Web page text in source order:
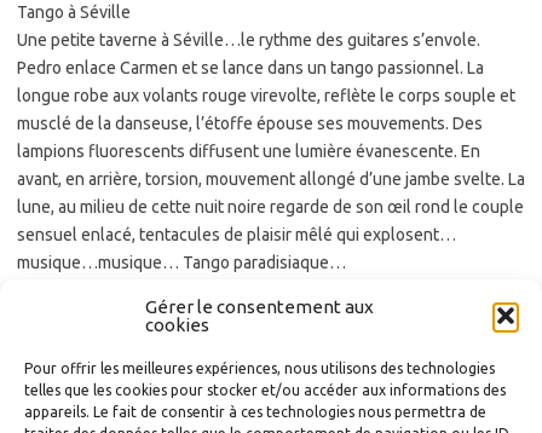
Gérer le consentement aux
cookies
Pour offrir les meilleures expériences, nous utilisons des technologies
telles que les cookies pour stocker et/ou accéder aux informations des
appareils. Le fait de consentir à ces technologies nous permettra de
Tango à Séville
Une petite taverne à Séville…le rythme des guitares s’envole.
Pedro enlace Carmen et se lance dans un tango passionnel. La
longue robe aux volants rouge virevolte, reflète le corps souple et
musclé de la danseuse, l’étoffe épouse ses mouvements. Des
lampions fluorescents diffusent une lumière évanescente. En
avant, en arrière, torsion, mouvement allongé d’une jambe svelte. La
lune, au milieu de cette nuit noire regarde de son œil rond le couple
sensuel enlacé, tentacules de plaisir mêlé qui explosent…
musique…musique… Tango paradisiaque…
C– À partir des 7 notes de musique originelles, rédiger une nouvelle
RÉ, etc...
Sylviane Blineau